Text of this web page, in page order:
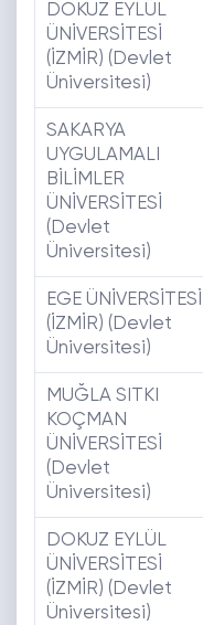
DOKUZ EYLÜL
ÜNİVERSİTESİ
(İZMİR) (Devlet
Üniversitesi)
SAKARYA
UYGULAMALI
BİLİMLER
ÜNİVERSİTESİ
(Devlet
Üniversitesi)
EGE ÜNİVERSİTESİ
(İZMİR) (Devlet
Üniversitesi)
MUĞLA SITKI
KOÇMAN
ÜNİVERSİTESİ
(Devlet
Üniversitesi)
DOKUZ EYLÜL
ÜNİVERSİTESİ
(İZMİR) (Devlet
Üniversitesi)